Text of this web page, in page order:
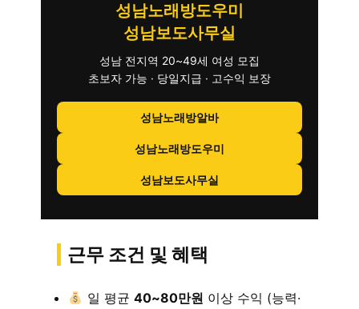
성남노래방도우미
성남보도사무실
성남 전지역 20~49세 여성 모집
초보자 가능 · 당일지급 · 고수익 보장
성남노래방알바
성남노래방도우미
성남보도사무실
근무 조건 및 혜택
일 평균 40~80만원 이상 수익 (능력·